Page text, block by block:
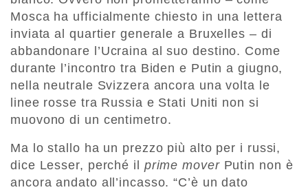
Mosca ha ufficialmente chiesto in una lettera
inviata al quartier generale a Bruxelles – di
abbandonare l’Ucraina al suo destino. Come
durante l’incontro tra Biden e Putin a giugno,
nella neutrale Svizzera ancora una volta le
linee rosse tra Russia e Stati Uniti non si
muovono di un centimetro.
Ma lo stallo ha un prezzo più alto per i russi,
dice Lesser, perché il prime moverPutin non è
ancora andato all’incasso. “C’è un dato